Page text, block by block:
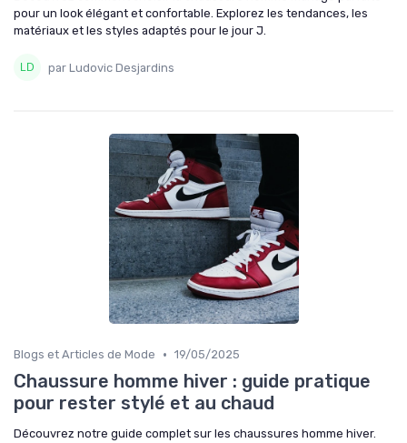
pour un look élégant et confortable. Explorez les tendances, les
matériaux et les styles adaptés pour le jour J.
par Ludovic Desjardins
Blogs et Articles de Mode • 19/05/2025
Chaussure homme hiver : guide pratique
pour rester stylé et au chaud
Découvrez notre guide complet sur les chaussures homme hiver.